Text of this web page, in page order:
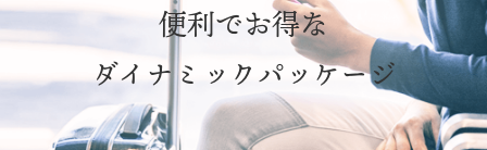
便利でお得な
ダイナミックパッケージ